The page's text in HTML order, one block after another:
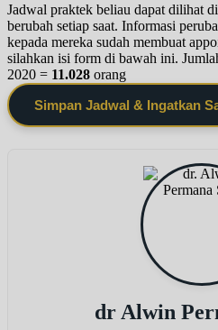
Jadwal praktek beliau dapat dilihat
berubah setiap saat. Informasi
kepada mereka sudah membuat
silahkan isi form di bawah ini.
2020 = 11.028 orang
Simpan Jadwal & Ingatkan
dr Alwin